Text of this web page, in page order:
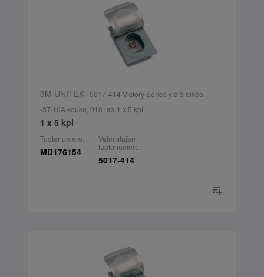
3M UNITEK| 5017-414 Victory Series ylä 3 oikea
-3T/10A kouku, 018 ura 1 x 5 kpl
1 x 5 kpl
Tuotenumero:
MD176154
Valmistajan
tuotenumero:
5017-414